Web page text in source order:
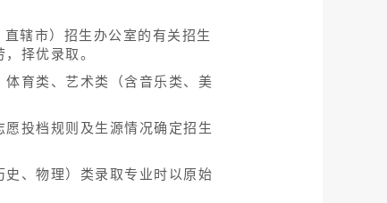
辖市）招生办公室的有关招生
择优录取。
育类、艺术类（含音乐类、美
投档规则及生源情况确定招生
、物理）类录取专业时以原始